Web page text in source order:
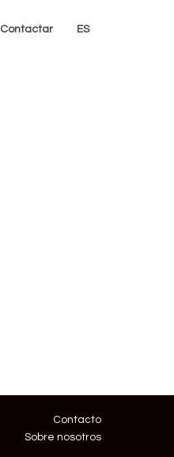
Contactar ES
Contacto
Sobre nosotros